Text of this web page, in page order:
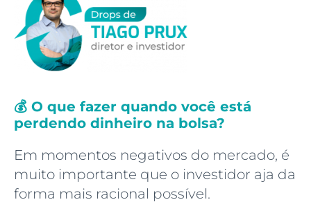
💰 O que fazer quando você está
perdendo dinheiro na bolsa?
Em momentos negativos do mercado, é
muito importante que o investidor aja da
forma mais racional possível.